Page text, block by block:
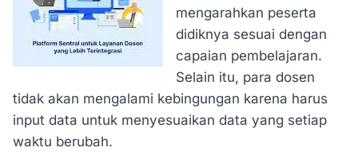
mengarahkan peserta
didiknya sesuai dengan
capaian pembelajaran.
Selain itu, para dosen
tidak akan mengalami kebingungan karena harus
input data untuk menyesuaikan data yang setiap
waktu berubah.